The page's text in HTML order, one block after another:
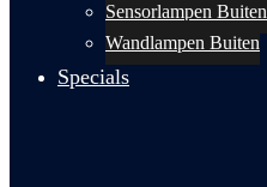
Sensorlampen Buiten
Wandlampen Buiten
Specials